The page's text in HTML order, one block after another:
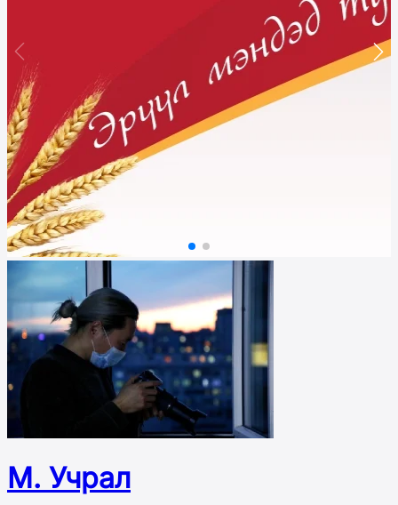
М. Учрал